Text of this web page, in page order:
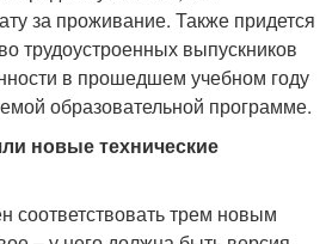
за проживание. Также придется
трудоустроенных выпускников
в прошедшем учебном году
образовательной программе.
новые технические
соответствовать трем новым